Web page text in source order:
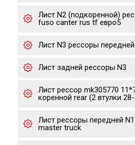
Лист N2 (подкоренной)
fuso canter rus tf евро5
Лист N3 рессоры
Лист задней рессоры N3
Лист рессор mk305770
коренной rear (2 втулки
Лист рессоры передней
master truck